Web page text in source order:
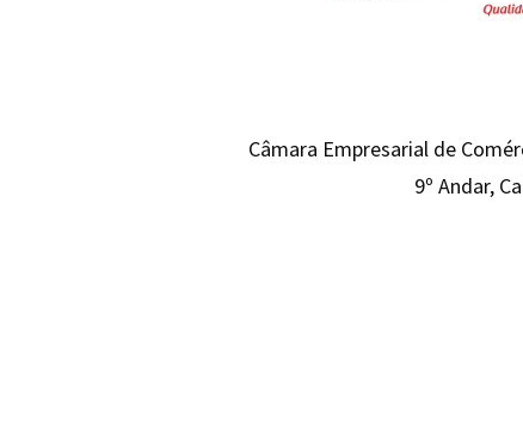
Câmara Empresarial de
9º Andar,